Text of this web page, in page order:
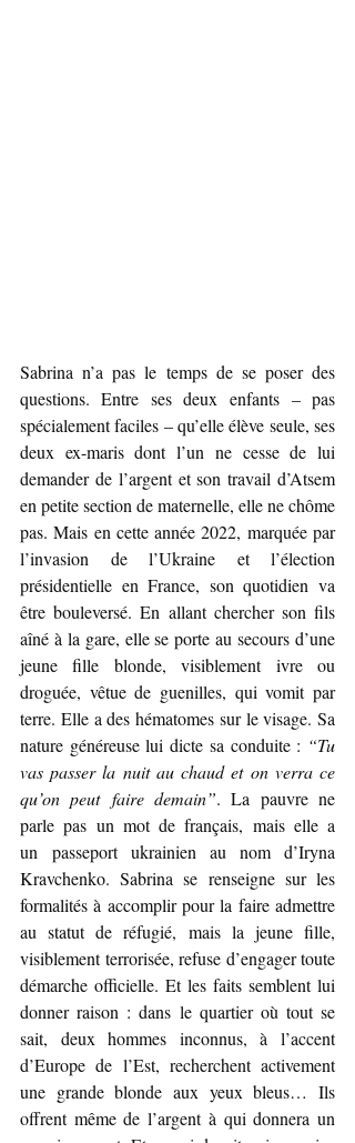
Sabrina n’a pas le temps de se poser des
questions. Entre ses deux enfants – pas
spécialement faciles – qu’elle élève seule, ses
deux ex-maris dont l’un ne cesse de lui
demander de l’argent et son travail d’Atsem
en petite section de maternelle, elle ne chôme
pas. Mais en cette année 2022, marquée par
l’invasion de l’Ukraine et l’élection
présidentielle en France, son quotidien va
être bouleversé. En allant chercher son fils
aîné à la gare, elle se porte au secours d’une
jeune fille blonde, visiblement ivre ou
droguée, vêtue de guenilles, qui vomit par
terre. Elle a des hématomes sur le visage. Sa
nature généreuse lui dicte sa conduite : “Tu
vas passer la nuit au chaud et on verra ce
qu’on peut faire demain”. La pauvre ne
parle pas un mot de français, mais elle a
un
passeport ukrainien au nom d’Iryna
Kravchenko. Sabrina se renseigne sur les
formalités à accomplir pour la faire admettre
au statut de réfugié, mais la jeune fille,
visiblement terrorisée, refuse d’engager toute
démarche officielle. Et les faits semblent lui
donner raison : dans le quartier où tout se
sait, deux hommes inconnus, à l’accent
d’Europe de l’Est, recherchent activement
une grande blonde aux yeux bleus… Ils
offrent même de l’argent à qui donnera un